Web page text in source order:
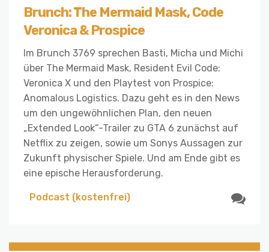
Brunch: The Mermaid Mask, Code
Veronica & Prospice
Im Brunch 3769 sprechen Basti, Micha und Michi
über The Mermaid Mask, Resident Evil Code:
Veronica X und den Playtest von Prospice:
Anomalous Logistics. Dazu geht es in den News
um den ungewöhnlichen Plan, den neuen
„Extended Look“-Trailer zu GTA 6 zunächst auf
Netflix zu zeigen, sowie um Sonys Aussagen zur
Zukunft physischer Spiele. Und am Ende gibt es
eine epische Herausforderung.
Podcast (kostenfrei)